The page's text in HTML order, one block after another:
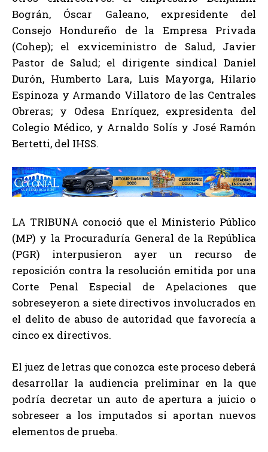
Bográn, Óscar Galeano, expresidente del
Consejo Hondureño de la Empresa Privada
(Cohep); el exviceministro de Salud, Javier
Pastor de Salud; el dirigente sindical Daniel
Durón, Humberto Lara, Luis Mayorga, Hilario
Espinoza y Armando Villatoro de las Centrales
Obreras; y Odesa Enríquez, expresidenta del
Colegio Médico, y Arnaldo Solís y José Ramón
Bertetti, del IHSS.
LA TRIBUNA conoció que el Ministerio Público
(MP) y la Procuraduría General de la República
(PGR) interpusieron ayer un recurso de
reposición contra la resolución emitida por una
Corte Penal Especial de Apelaciones que
sobreseyeron a siete directivos involucrados en
el delito de abuso de autoridad que favorecía a
cinco ex directivos.
El juez de letras que conozca este proceso deberá
desarrollar la audiencia preliminar en la que
podría decretar un auto de apertura a juicio o
sobreseer a los imputados si aportan nuevos
elementos de prueba.